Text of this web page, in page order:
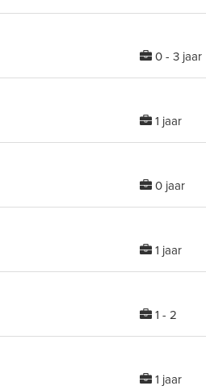
0 - 3 jaar
1 jaar
0 jaar
1 jaar
1 - 2
1 jaar